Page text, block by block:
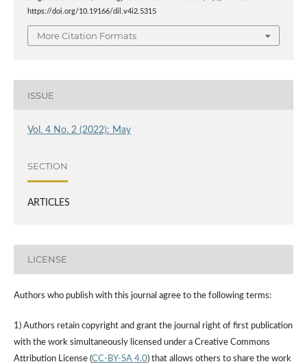
https://doi.org/10.19166/dil.v4i2.5315
More Citation Formats
ISSUE
Vol. 4 No. 2 (2022): May
SECTION
ARTICLES
LICENSE
Authors who publish with this journal agree to the following terms:
1) Authors retain copyright and grant the journal right of first publication
with the work simultaneously licensed under a Creative Commons
Attribution License (CC-BY-SA 4.0) that allows others to share the work